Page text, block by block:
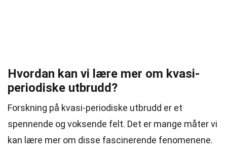
Hvordan kan vi lære mer om kvasi-
periodiske utbrudd?
Forskning på kvasi-periodiske utbrudd er et
spennende og voksende felt. Det er mange måter vi
kan lære mer om disse fascinerende fenomenene.